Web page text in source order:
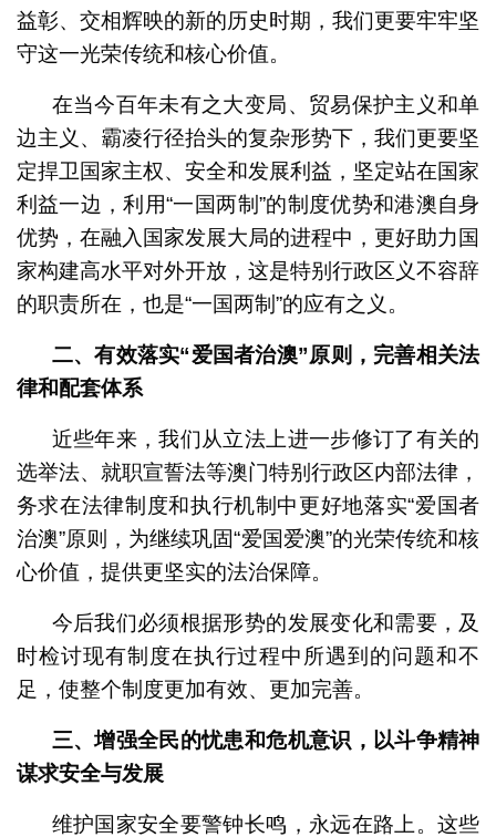
益彰、交相辉映的新的历史时期，我们更要牢牢坚
守这一光荣传统和核心价值。
在当今百年未有之大变局、贸易保护主义和单
边主义、霸凌行径抬头的复杂形势下，我们更要坚
定捍卫国家主权、安全和发展利益，坚定站在国家
利益一边，利用“一国两制”的制度优势和港澳自身
优势，在融入国家发展大局的进程中，更好助力国
家构建高水平对外开放，这是特别行政区义不容辞
的职责所在，也是“一国两制”的应有之义。
二、有效落实“爱国者治澳”原则，完善相关法
律和配套体系
近些年来，我们从立法上进一步修订了有关的
选举法、就职宣誓法等澳门特别行政区内部法律，
务求在法律制度和执行机制中更好地落实“爱国者
治澳”原则，为继续巩固“爱国爱澳”的光荣传统和核
心价值，提供更坚实的法治保障。
今后我们必须根据形势的发展变化和需要，及
时检讨现有制度在执行过程中所遇到的问题和不
足，使整个制度更加有效、更加完善。
三、增强全民的忧患和危机意识，以斗争精神
谋求安全与发展
维护国家安全要警钟长鸣，永远在路上。这些